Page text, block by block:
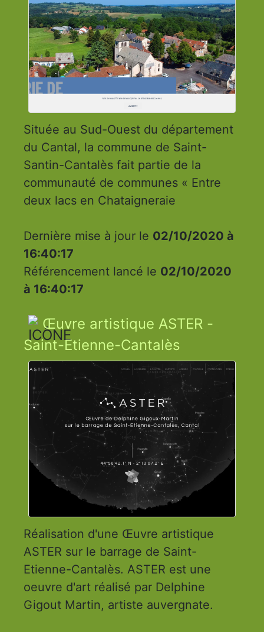
Située au Sud-Ouest du département
du Cantal, la commune de Saint-
Santin-Cantalès fait partie de la
communauté de communes « Entre
deux lacs en Chataigneraie
Dernière mise à jour le 02/10/2020 à
16:40:17
Référencement lancé le 02/10/2020
à 16:40:17
Œuvre artistique ASTER -
Saint-Etienne-Cantalès
Réalisation d'une Œuvre artistique
ASTER sur le barrage de Saint-
Etienne-Cantalès. ASTER est une
oeuvre d'art réalisé par Delphine
Gigout Martin, artiste auvergnate.